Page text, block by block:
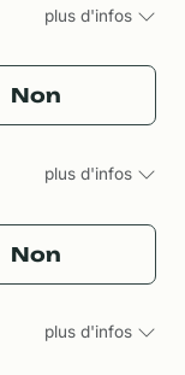
plus d'infos
Non
plus d'infos
Non
plus d'infos